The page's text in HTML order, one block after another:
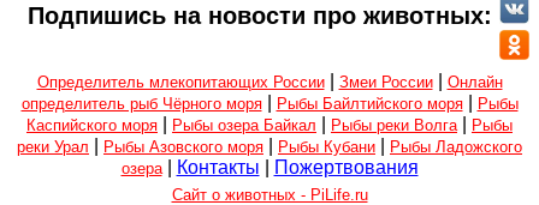
Подпишись на новости про животных:
Определитель млекопитающих России| Змеи России| Онлайн
определитель рыб Чёрного моря| Рыбы Байлтийского моря|
Рыбы
Каспийского моря
Рыбы озера Байкал Рыбы реки Волга
Рыбы
реки Урал
Рыбы Азовского моря Рыбы Кубани
Рыбы Ладожского
озера| Контакты Пожертвования
Сайт о животных - PiLife.ru